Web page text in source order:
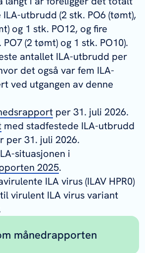
utbrudd (2 stk. PO6 (tømt),
og 1 stk. PO12, og fire
(2 tømt) og 1 stk. PO10).
antallet ILA-utbrudd per
det også var fem ILA-
ved utgangen av denne
per 31. juli 2026.
med stadfestede ILA-utbrudd
per 31. juli 2026.
situasjonen i
2025.
ILA virus (ILAV HPR0)
virulent ILA virus variant
månedrapporten